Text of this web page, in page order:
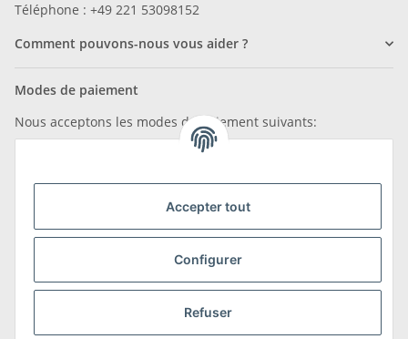
Accepter tout
Configurer
Refuser
Téléphone : +49 221 53098152
Comment pouvons-nous vous aider ?
Modes de paiement
Nous acceptons les modes de paiement suivants:
Nous sommes membres de